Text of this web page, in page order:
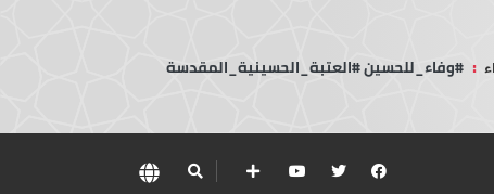
: #وفاء_للحسين #العتبة_الحسينية_المقدسة